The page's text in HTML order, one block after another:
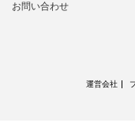
お問い合わせ
運営会社